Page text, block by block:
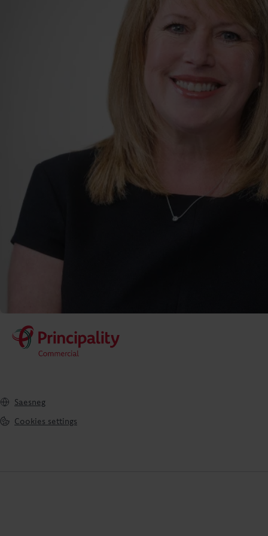
Saesneg
Cookies settings